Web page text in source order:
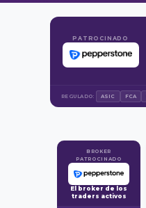
PATROCINADO
REGULADO: ASIC FCA
BROKER
PATROCINADO
El broker de los
traders activos